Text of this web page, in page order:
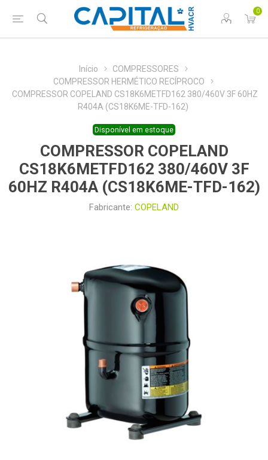
0
Início
COMPRESSORES
COMPRESSOR HERMÉTICO RECÍPROCO
COMPRESSOR COPELAND CS18K6METFD162 380/460V 3F 60HZ
R404A (CS18K6ME-TFD-162)
Disponível em estoque
COMPRESSOR COPELAND
CS18K6METFD162 380/460V 3F
60HZ R404A (CS18K6ME-TFD-162)
Fabricante: COPELAND